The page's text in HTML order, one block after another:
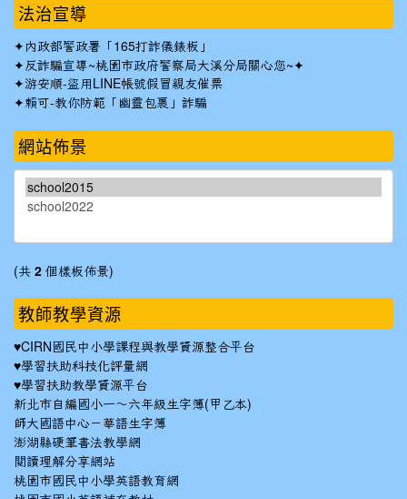
法治宣導
✦ 內政部警政署「165打詐儀錶板」
✦反詐騙宣導~桃園市政府警察局大溪分局關心您~✦
✦游安順-盜用LINE帳號假冒親友催票
✦賴可-教你防範「幽靈包裹」詐騙
網站佈景
(共 2 個樣板佈景)
教師教學資源
♥CIRN國民中小學課程與教學資源整合平台
♥學習扶助科技化評量網
♥學習扶助教學資源平台
新北市自編國小一～六年級生字簿(甲乙本)
師大國語中心－華語生字簿
澎湖縣硬筆書法教學網
閱讀理解分享網站
桃園市國民中小學英語教育網